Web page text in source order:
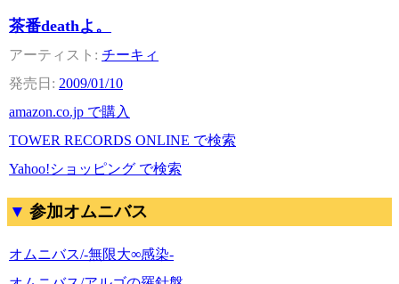
茶番deathよ。
チーキィ
2009/01/10
amazon.co.jp で購入
TOWER RECORDS ONLINE で検索
Yahoo!ショッピング で検索
参加オムニバス
オムニバス/-無限大∞感染-